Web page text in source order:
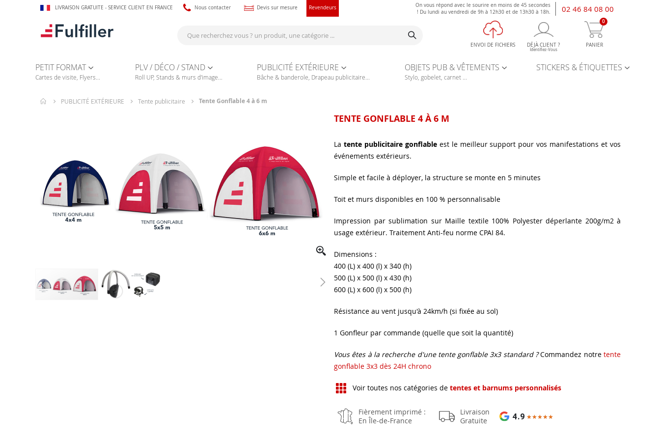
LIVRAISON GRATUITE - SERVICE CLIENT EN FRANCE Nous contacter Devis sur mesure Revendeurs
On vous répond avec le sourire en moins de 45 secondes
! Du lundi au vendredi de 9h à 12h30 et de 13h30 à 18h.
02 46 84 08 00
ENVOI DE FICHIERS DÉJÀ CLIENT ?
Identifiez-Vous
0
PANIER
PETIT FORMAT
Cartes de visite, Flyers...
PLV / DÉCO / STAND
Roll UP, Stands & murs d'image...
PUBLICITÉ EXTÉRIEURE
Bâche & banderole, Drapeau publicitaire...
OBJETS PUB & VÊTEMENTS
Stylo, gobelet, carnet ...
STICKERS & ÉTIQUETTES
PUBLICITÉ EXTÉRIEURE Tente publicitaire Tente Gonflable 4 à 6 m
TENTE GONFLABLE 4 À 6 M
La tente publicitaire gonflableest le meilleur support pour vos manifestations et vos
événements extérieurs.
Simple et facile à déployer, la structure se monte en 5 minutes
Toit et murs disponibles en 100 % personnalisable
Impression par sublimation sur Maille textile 100% Polyester déperlante 200g/m2 à
usage extérieur. Traitement Anti-feu norme CPAI 84.
Dimensions :
400 (L) x 400 (l) x 340 (h)
500 (L) x 500 (l) x 430 (h)
600 (L) x 600 (l) x 500 (h)
Résistance au vent jusqu'à 24km/h (si fixée au sol)
1 Gonfleur par commande (quelle que soit la quantité)
Vous êtes à la recherche d'une tente gonflable 3x3 standard ?Commandez notretente
gonflable 3x3 dès 24H chrono
Voir toutes nos catégories detentes et barnums personnalisés
Fièrement imprimé :
En Île-de-France
Livraison
Gratuite
4.9 ★★★★★
★★★★★